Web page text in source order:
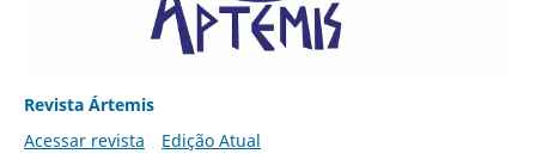
Revista Ártemis
Acessar revista
Edição Atual